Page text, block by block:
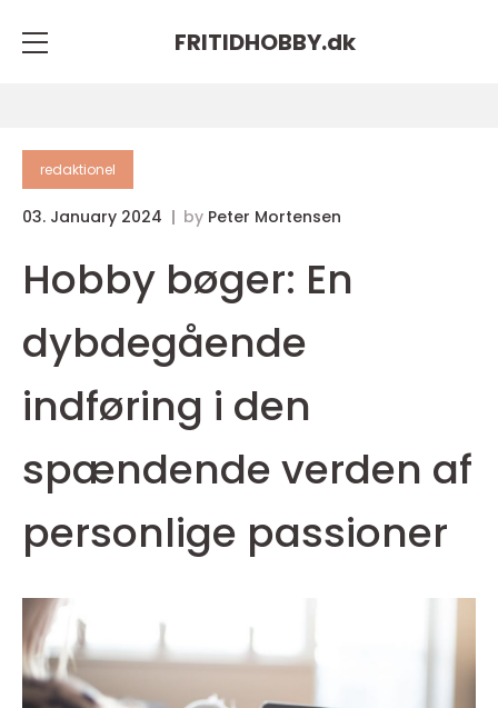
FRITIDHOBBY.dk
redaktionel
03. January 2024 by Peter Mortensen
Hobby bøger: En
dybdegående
indføring i den
spændende verden af
personlige passioner